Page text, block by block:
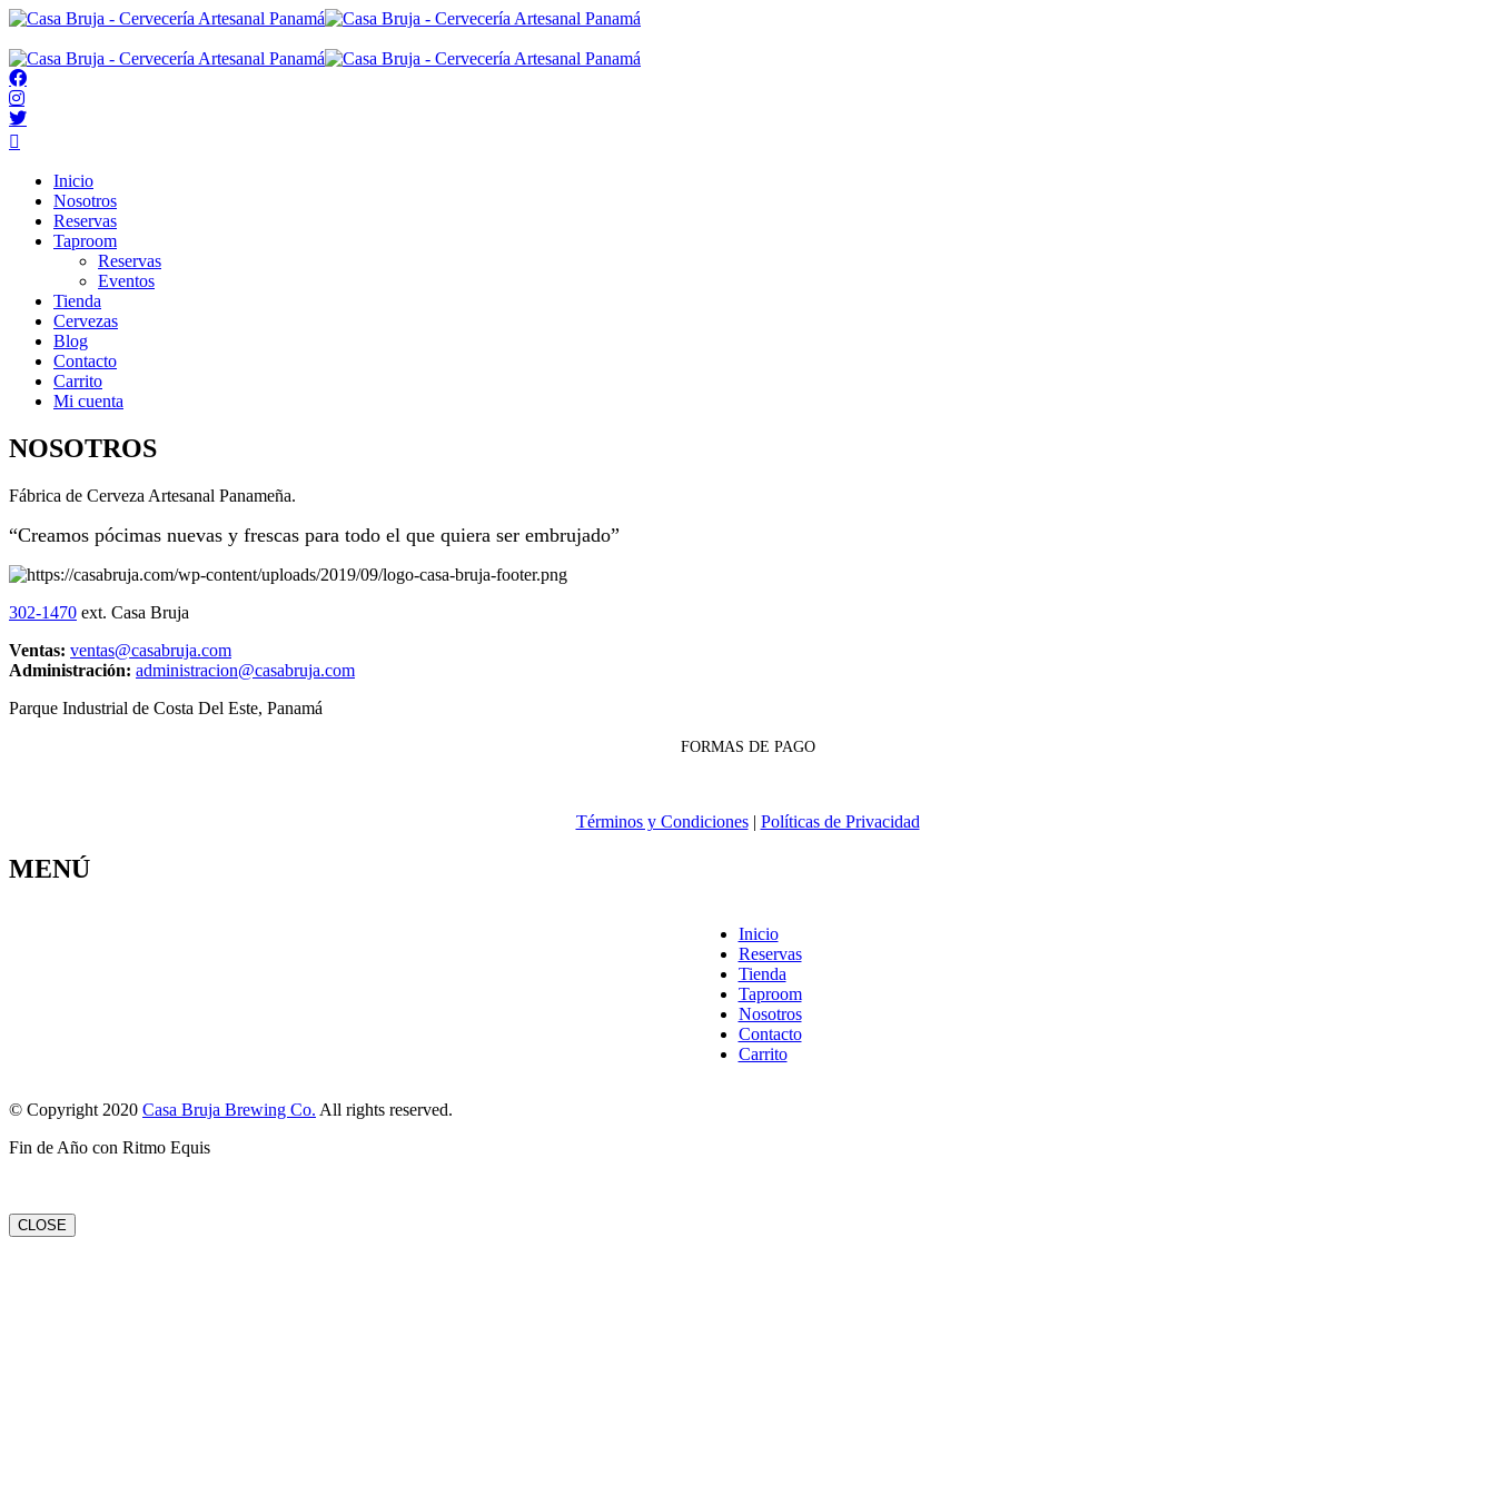
Inicio
Nosotros
Reservas
Taproom
Reservas
Eventos
Tienda
Cervezas
Blog
Contacto
Carrito
Mi cuenta
NOSOTROS
Fábrica de Cerveza Artesanal Panameña.
“Creamos pócimas nuevas y frescas para todo el que quiera ser embrujado”
302-1470 ext. Casa Bruja
Ventas: ventas@casabruja.com
Administración: administracion@casabruja.com
Parque Industrial de Costa Del Este, Panamá
FORMAS DE PAGO
Términos y Condiciones| Políticas de Privacidad
MENÚ
Inicio
Reservas
Tienda
Taproom
Nosotros
Contacto
Carrito
© Copyright 2020 Casa Bruja Brewing Co. All rights reserved.
Fin de Año con Ritmo Equis
CLOSE